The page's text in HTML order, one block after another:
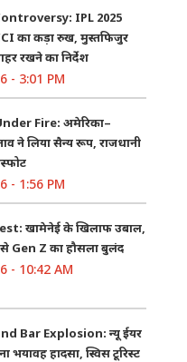
IPL 2025
का कड़ा रुख, मुस्तफिजुर
रखने का निर्देश
- 3:01 PM
Fire: अमेरिका–
ने लिया सैन्य रूप, राजधानी
- 1:56 PM
खामेनेई के खिलाफ उबाल,
से Gen Z का हौसला बुलंद
- 10:42 AM
Bar Explosion: न्यू ईयर
भयावह हादसा, स्विस टूरिस्ट